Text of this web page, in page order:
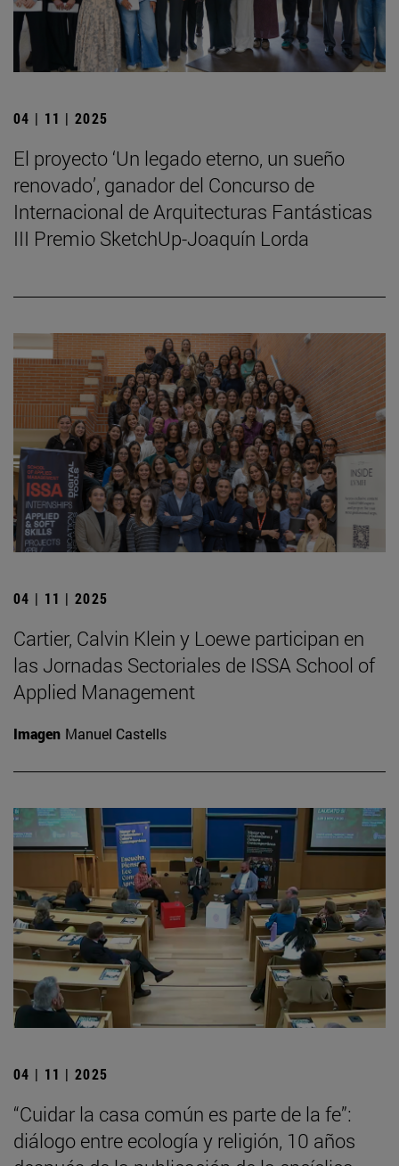
04 | 11 | 2025
El proyecto ‘Un legado eterno, un sueño
renovado’, ganador del Concurso de
Internacional de Arquitecturas Fantásticas
III Premio SketchUp-Joaquín Lorda
04 | 11 | 2025
Cartier, Calvin Klein y Loewe participan en
las Jornadas Sectoriales de ISSA School of
Applied Management
Imagen Manuel Castells
04 | 11 | 2025
“Cuidar la casa común es parte de la fe”:
diálogo entre ecología y religión, 10 años